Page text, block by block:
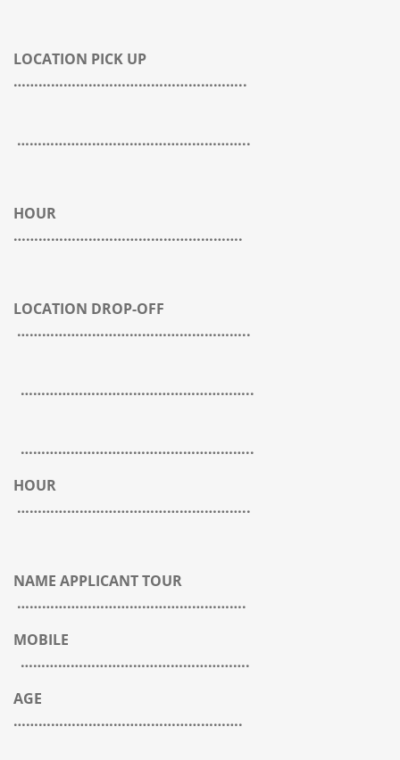
LOCATION PICK UP
………………………………………………..
………………………………………………..
HOUR
……………………………………………….
LOCATION DROP-OFF
………………………………………………..
………………………………………………..
………………………………………………..
HOUR
………………………………………………..
NAME APPLICANT TOUR
……………………………………………….
MOBILE
……………………………………………….
AGE
……………………………………………….